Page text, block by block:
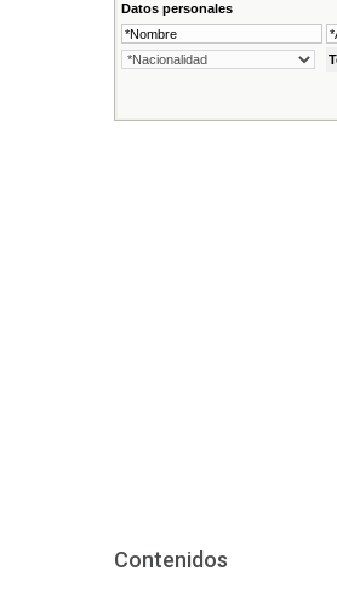
Contenidos